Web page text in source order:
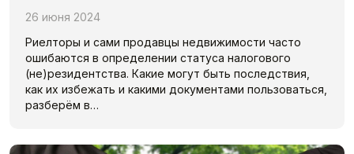
26 июня 2024
Риелторы и сами продавцы недвижимости часто
ошибаются в определении статуса налогового
(не)резидентства. Какие могут быть последствия,
как их избежать и какими документами пользоваться,
разберём в…